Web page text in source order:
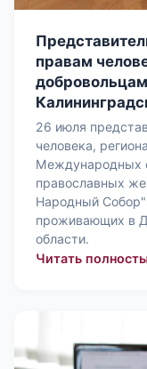
правам
26 июля
человека,
Международных
православных
Народный
проживающих в
области.
Читать